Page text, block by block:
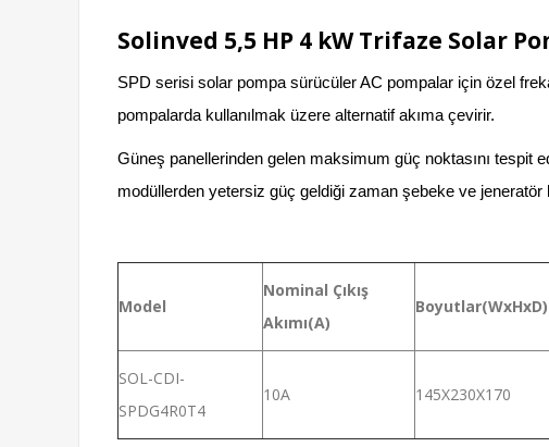
Solinved 5,5 HP 4 kW Trifaze Solar
SPD serisi solar pompa sürücüler AC pompalar için özel
pompalarda kullanılmak üzere alternatif akıma çevirir.
Güneş panellerinden gelen maksimum güç noktasını tespit
modüllerden yetersiz güç geldiği zaman şebeke ve jeneratör
Model
Nominal Çıkış
Akımı(A)
SOL-CDI-
SPDG4R0T4
10A 145X230X170